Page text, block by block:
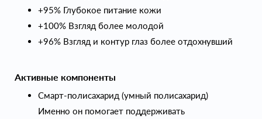
+95% Глубокое питание кожи
+100% Взгляд более молодой
+96% Взгляд и контур глаз более отдохнувший
Активные компоненты
Смарт-полисахарид (умный полисахарид)
Именно он помогает поддерживать